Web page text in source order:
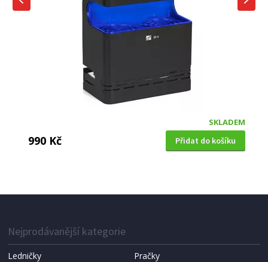
SKLADEM
990 Kč Přidat do košíku
Jata Mostrap MATR0120
Nejprodávanější kategorie
Ledničky
Pračky